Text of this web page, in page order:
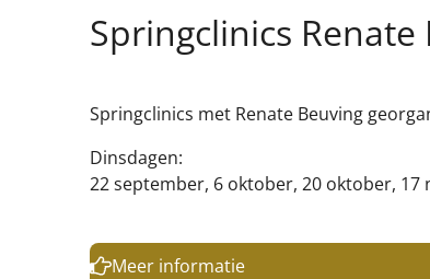
Springclinics Renate
Springclinics met Renate Beuving
Dinsdagen:
22 september, 6 oktober, 20 oktober,
Meer informatie